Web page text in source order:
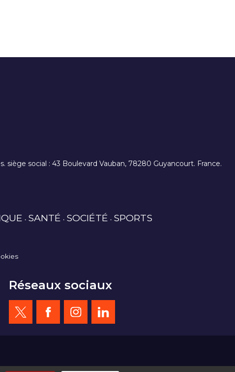
social : 43 Boulevard Vauban, 78280 Guyancourt. France.
SANTÉ SOCIÉTÉ SPORTS
Réseaux sociaux